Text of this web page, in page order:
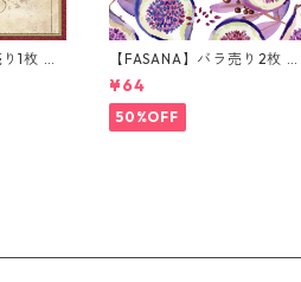
1枚 カ
ーナプ
ージュ
【FASANA】バラ売り2枚 ラ
ンチサイズ ペーパーナプキ
ン Fresh passion fruits ホ
ワイト
¥64
50%OFF